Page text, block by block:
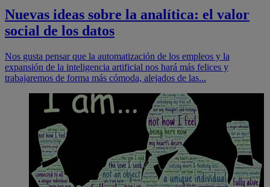
Nuevas ideas sobre la analítica: el valor
social de los datos
Nos gusta pensar que la automatización de los empleos y la
expansión de la inteligencia artificial nos hará más felices y
trabajaremos de forma más cómoda, alejados de las...